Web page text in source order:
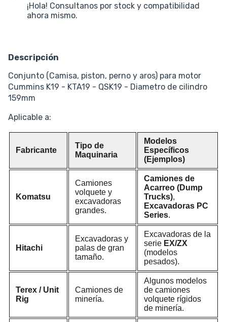
¡Hola! Consultanos por stock y compatibilidad
ahora mismo.
Descripción
Conjunto (Camisa, piston, perno y aros) para motor
Cummins K19 - KTA19 - QSK19 - Diametro de cilindro
159mm
Aplicable a:
Fabricante
Tipo de
Maquinaria
Modelos
Específicos
(Ejemplos)
Komatsu
Camiones
volquete y
excavadoras
grandes.
Camiones de
Acarreo (Dump
Trucks),
Excavadoras PC
Series.
Hitachi
Excavadoras y
palas de gran
tamaño.
Excavadoras de la
serie EX/ZX
(modelos
pesados).
Terex / Unit
Rig
Camiones de
minería.
Algunos modelos
de camiones
volquete rígidos
de minería.